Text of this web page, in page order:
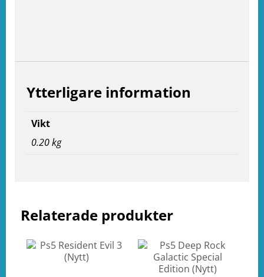
Relaterade produkter
Ytterligare information
Vikt
0.20 kg